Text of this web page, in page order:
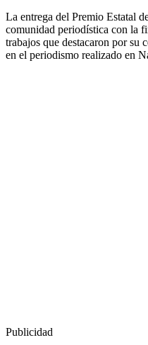
La entrega del Premio Estatal
comunidad periodística con la
trabajos que destacaron por su
en el periodismo realizado en
Publicidad